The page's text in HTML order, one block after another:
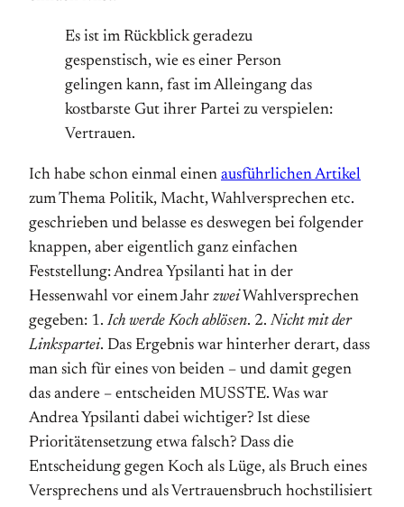
Es ist im Rückblick geradezu
gespenstisch, wie es einer Person
gelingen kann, fast im Alleingang das
kostbarste Gut ihrer Partei zu verspielen:
Vertrauen.
Ich habe schon einmal einen ausführlichen Artikel
zum Thema Politik, Macht, Wahlversprechen etc.
geschrieben und belasse es deswegen bei folgender
knappen, aber eigentlich ganz einfachen
Feststellung: Andrea Ypsilanti hat in der
Hessenwahl vor einem Jahr zwei Wahlversprechen
gegeben: 1. Ich werde Koch ablösen. 2. Nicht mit der
Linkspartei. Das Ergebnis war hinterher derart, dass
man sich für eines von beiden – und damit gegen
das andere – entscheiden MUSSTE. Was war
Andrea Ypsilanti dabei wichtiger? Ist diese
Prioritätensetzung etwa falsch? Dass die
Entscheidung gegen Koch als Lüge, als Bruch eines
Versprechens und als Vertrauensbruch hochstilisiert